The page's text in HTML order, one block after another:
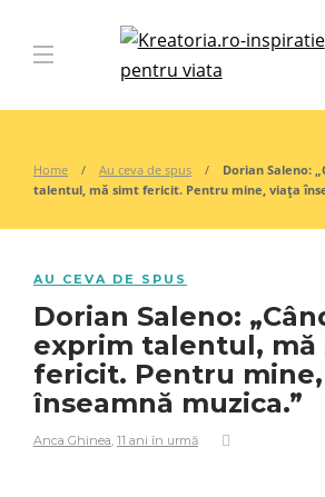
Home Au ceva de spus
Dorian Saleno:
talentul, mă simt fericit. Pentru mine, viața
AU CEVA DE SPUS
Dorian Saleno:
exprim talentul, mă
fericit. Pentru mine,
înseamnă muzica.”
Anca Ghinea, 11 ani în urmă